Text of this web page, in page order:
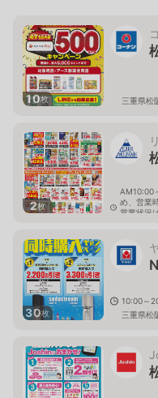
10枚 三重県松
2枚
AM10:00
め、営業
営業状況
30枚
10:00～
三重県松